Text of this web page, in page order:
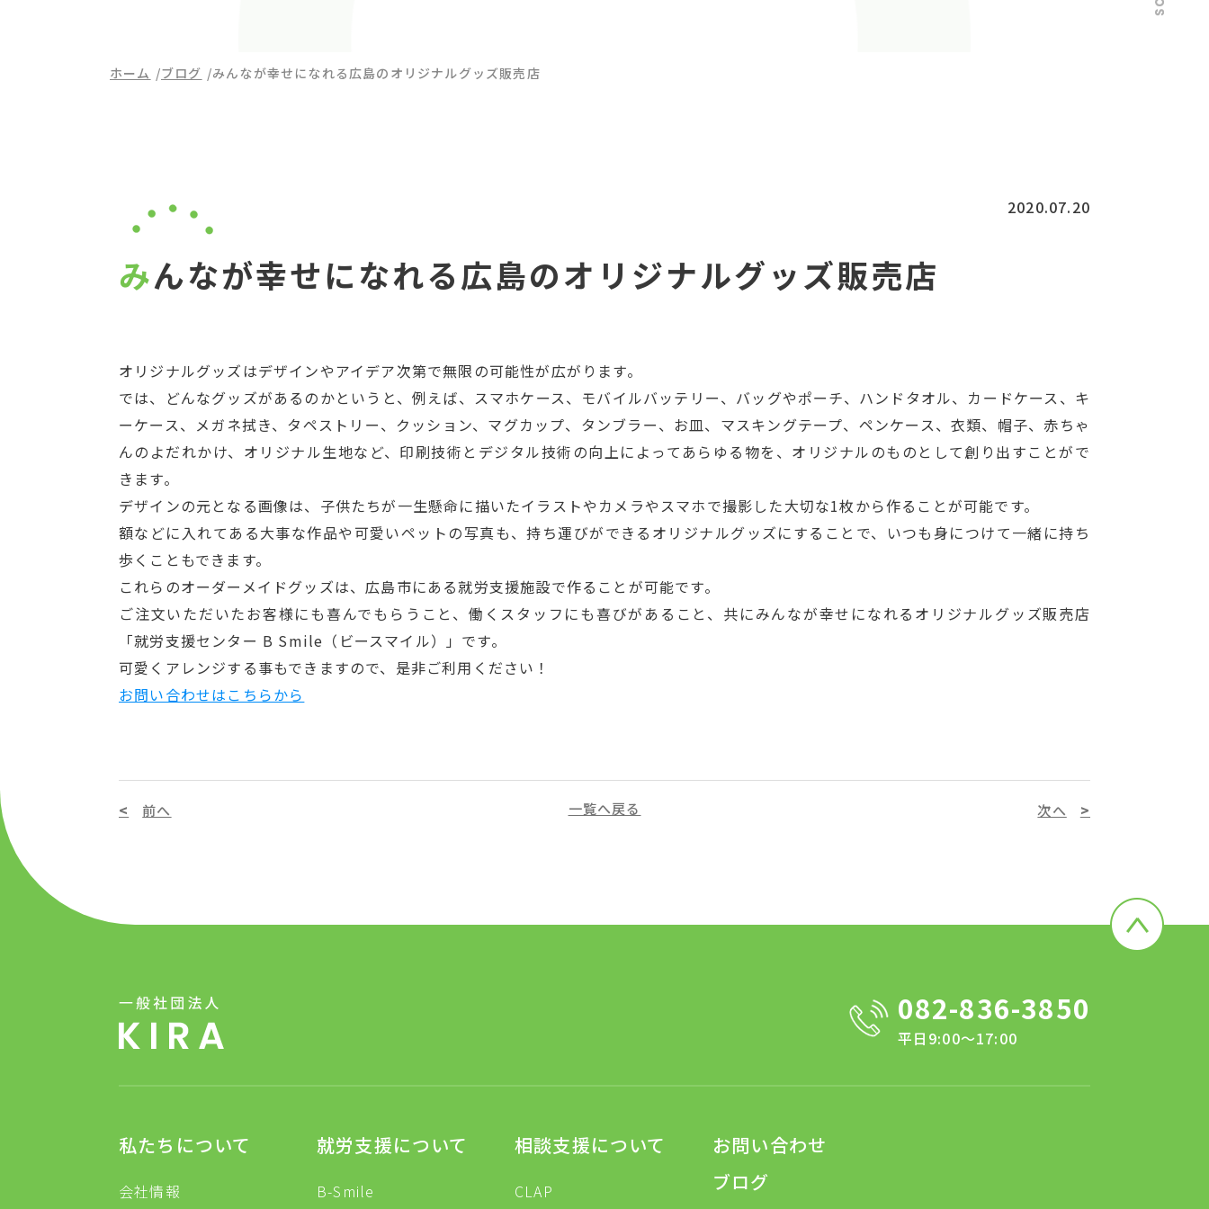
ホーム ブログ みんなが幸せになれる広島のオリジナルグッズ販売店
2020.07.20
みんなが幸せになれる広島のオリジナルグッズ販売店
オリジナルグッズはデザインやアイデア次第で無限の可能性が広がります。
では、どんなグッズがあるのかというと、例えば、スマホケース、モバイルバッテリー、バッグやポーチ、ハンドタオル、カードケース、キ
ーケース、メガネ拭き、タペストリー、クッション、マグカップ、タンブラー、お皿、マスキングテープ、ペンケース、衣類、帽子、赤ちゃ
んのよだれかけ、オリジナル生地など、印刷技術とデジタル技術の向上によってあらゆる物を、オリジナルのものとして創り出すことがで
きます。
デザインの元となる画像は、子供たちが一生懸命に描いたイラストやカメラやスマホで撮影した大切な1枚から作ることが可能です。
額などに入れてある大事な作品や可愛いペットの写真も、持ち運びができるオリジナルグッズにすることで、いつも身につけて一緒に持ち
歩くこともできます。
これらのオーダーメイドグッズは、広島市にある就労支援施設で作ることが可能です。
ご注文いただいたお客様にも喜んでもらうこと、働くスタッフにも喜びがあること、共にみんなが幸せになれるオリジナルグッズ販売店
「就労支援センター B Smile（ビースマイル）」です。
可愛くアレンジする事もできますので、是非ご利用ください！
お問い合わせはこちらから
前へ 一覧へ戻る 次へ
082-836-3850
平日9:00～17:00
私たちについて
会社情報
就労支援について
B-Smile
相談支援について
CLAP
お問い合わせ
ブログ